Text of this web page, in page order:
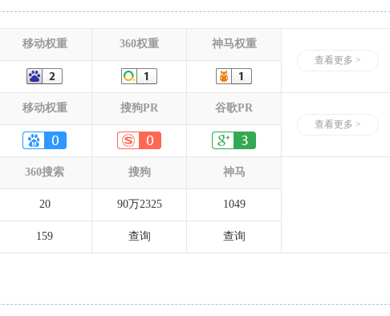
移动权重 360权重 神马权重
查看更多 >
移动权重 搜狗PR 谷歌PR
查看更多 >
360搜索 搜狗 神马
20 90万2325 1049
159 查询 查询